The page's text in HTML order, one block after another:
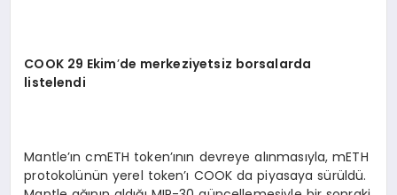
COOK 29 Ekim’de merkeziyetsiz borsalarda
listelendi
Mantle’ın cmETH token’ının devreye alınmasıyla, mETH
protokolünün yerel token’ı COOK da piyasaya sürüldü.